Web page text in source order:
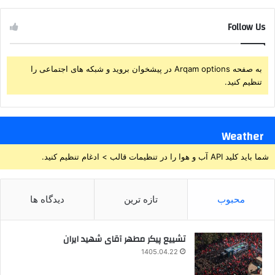
Follow Us
به صفحه Arqam options در پیشخوان بروید و شبکه های اجتماعی را
تنظیم کنید.
Weather
شما باید کلید API آب و هوا را در تنظیمات قالب > ادغام تنظیم کنید.
محبوب تازه ترین دیدگاه ها
تشییع پیکر مطهر آقای شهید ایران
1405.04.22